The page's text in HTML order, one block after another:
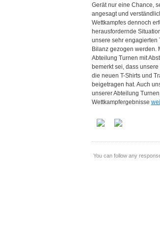
Gerät nur eine Chance,
angesagt und
Wettkampfes dennoch
herausfordernde
unsere sehr engagierten
Bilanz gezogen werden.
Abteilung Turnen mit
bemerkt sei, dass
die neuen T-Shirts und
beigetragen hat. Auch
unserer Abteilung
Wettkampfergebnisse
You can follow any